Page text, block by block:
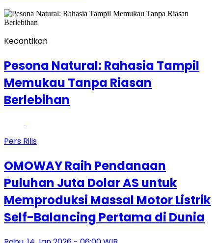
Kecantikan
Pesona Natural: Rahasia Tampil
Memukau Tanpa Riasan
Berlebihan
Pers Rilis
OMOWAY Raih Pendanaan
Puluhan Juta Dolar AS untuk
Memproduksi Massal Motor Listrik
Self-Balancing Pertama di Dunia